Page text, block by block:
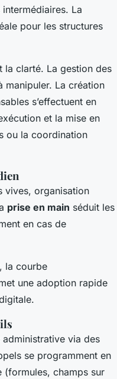
La
pour les structures
la clarté. La gestion des
manipuler. La création
s’effectuent en
et la mise en
ou la coordination
vives, organisation
prise en main séduit les
en cas de
la courbe
une adoption rapide
administrative via des
se programment en
(formules, champs sur